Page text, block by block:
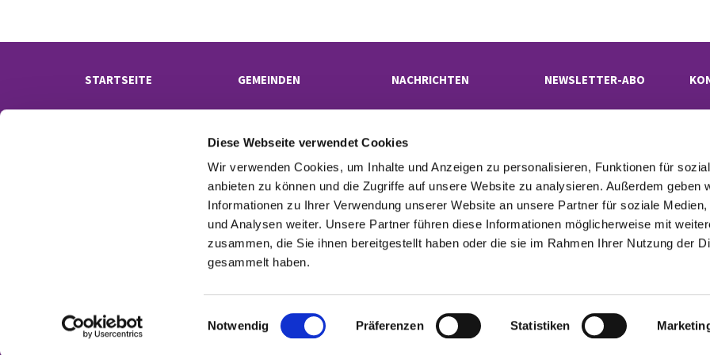
Diese Webseite verwendet Cookies
Wir verwenden Cookies, um Inhalte und Anzeigen zu personalisieren, Funktionen für
anbieten zu können und die Zugriffe auf unsere Website zu analysieren. Außerdem geben
Informationen zu Ihrer Verwendung unserer Website an unsere Partner für soziale Medien,
und Analysen weiter. Unsere Partner führen diese Informationen möglicherweise mit
zusammen, die Sie ihnen bereitgestellt haben oder die sie im Rahmen Ihrer Nutzung der
gesammelt haben.
i
Notwendig Präferenzen Statistiken
STARTSEITE GEMEINDEN NACHRICHTEN NEWSLETTER-ABO
· Rübelandstraße 9 B, 12053 Berlin
superintendentur(at)kk-neukoelln.de
Kontaktinformationen Cookie-Richtlinie Erklärung zur Barrierefreiheit